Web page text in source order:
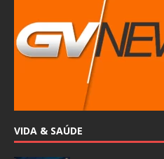
VIDA & SAÚDE